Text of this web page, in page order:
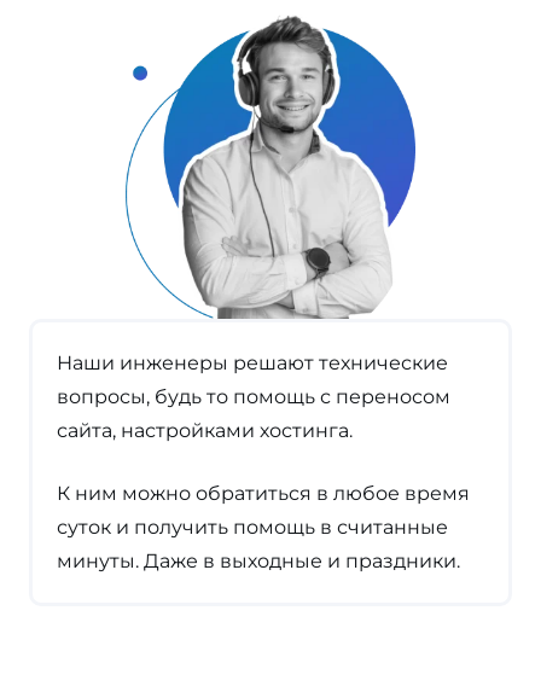
Наши инженеры решают технические
вопросы, будь то помощь с переносом
сайта, настройками хостинга.
К ним можно обратиться в любое время
суток и получить помощь в считанные
минуты. Даже в выходные и праздники.